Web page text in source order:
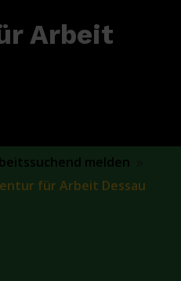
Arbeit
melden
für Arbeit Dessau